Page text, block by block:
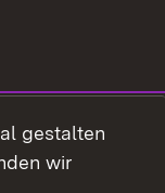
gestalten
wir